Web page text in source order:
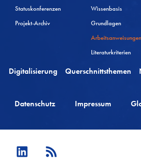
Statuskonferenzen
Projekt-Archiv
Wissenbasis
Grundlagen
Arbeitsanweisungen
Literaturkriterien
Digitalisierung Querschnittsthemen
Datenschutz Impressum